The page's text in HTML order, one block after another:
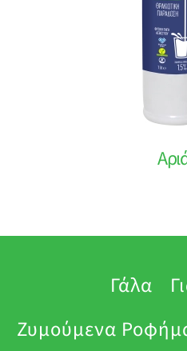
Γάλα
Ζυμούμενα